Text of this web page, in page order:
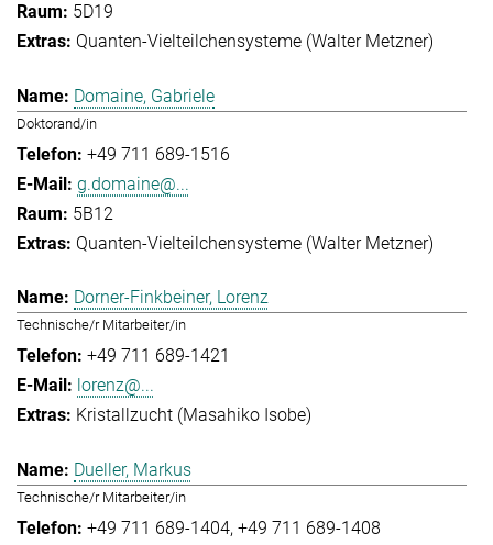
5D19
Quanten-Vielteilchensysteme (Walter Metzner)
Domaine, Gabriele
Doktorand/in
+49 711 689-1516
g.domaine@...
5B12
Quanten-Vielteilchensysteme (Walter Metzner)
Dorner-Finkbeiner, Lorenz
Technische/r Mitarbeiter/in
+49 711 689-1421
lorenz@...
Kristallzucht (Masahiko Isobe)
Dueller, Markus
Technische/r Mitarbeiter/in
+49 711 689-1404 +49 711 689-1408